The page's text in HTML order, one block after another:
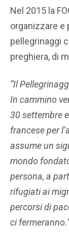
Nel 2015 la
organizzare e
pellegrinaggi
preghiera, di
“Il
In cammino
30 settembre
francese per
assume un
mondo
persona, a
rifugiati ai
percorsi di
ci